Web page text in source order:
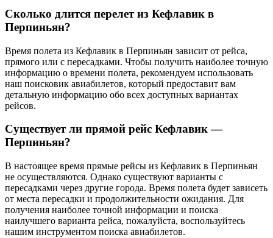
Сколько длится перелет из Кефлавик в
Перпиньян?
Время полета из Кефлавик в Перпиньян зависит от рейса,
прямого или с пересадками. Чтобы получить наиболее точную
информацию о времени полета, рекомендуем использовать
наш поисковик авиабилетов, который предоставит вам
детальную информацию обо всех доступных вариантах
рейсов.
Существует ли прямой рейс Кефлавик —
Перпиньян?
В настоящее время прямые рейсы из Кефлавик в Перпиньян
не осуществляются. Однако существуют варианты с
пересадками через другие города. Время полета будет зависеть
от места пересадки и продолжительности ожидания. Для
получения наиболее точной информации и поиска
наилучшего варианта рейса, пожалуйста, воспользуйтесь
нашим инструментом поиска авиабилетов.